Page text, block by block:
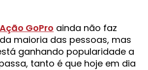
GoPro ainda não faz
maioria das pessoas, mas
ganhando popularidade a
tanto é que hoje em dia